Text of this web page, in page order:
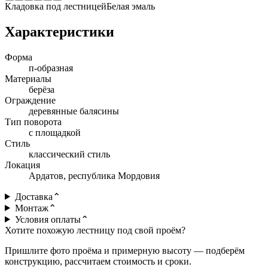
Кладовка под лестницейБелая эмаль
Характеристики
Форма
п-образная
Материалы
берёза
Ограждение
деревянные балясины
Тип поворота
с площадкой
Стиль
классический стиль
Локация
Ардатов, республика Мордовия
Доставка ⌃
Монтаж⌃
Условия оплаты⌃
Хотите похожую лестницу под свой проём?
Пришлите фото проёма и примерную высоту — подберём
конструкцию, рассчитаем стоимость и сроки.